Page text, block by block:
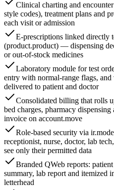
Clinical charting and
style codes), treatment plans and
each visit or admission
E-prescriptions linked directly
(product.product) — dispensing
or out-of-stock medicines
Laboratory module for test
entry with normal-range flags,
delivered to patient and doctor
Consolidated billing that rolls
bed charges, pharmacy
invoice on account.move
Role-based security via
receptionist, nurse, doctor, lab
see only their permitted data
Branded QWeb reports:
summary, lab report and itemized
letterhead